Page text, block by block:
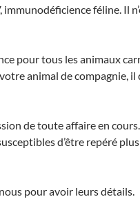
féline. Il
pour tous les animaux
animal de compagnie,
de toute affaire en
d’être repéré
pour avoir leurs détails.